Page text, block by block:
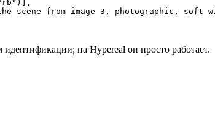
scene from image 3, photographic, soft
на Hypereal он просто работает.